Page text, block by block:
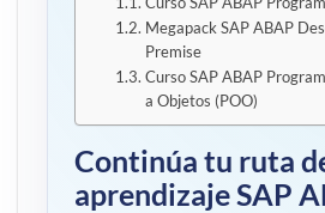
Megapack SAP ABAP
Premise
Curso SAP ABAP
a Objetos (POO)
Continúa tu ruta
aprendizaje SAP